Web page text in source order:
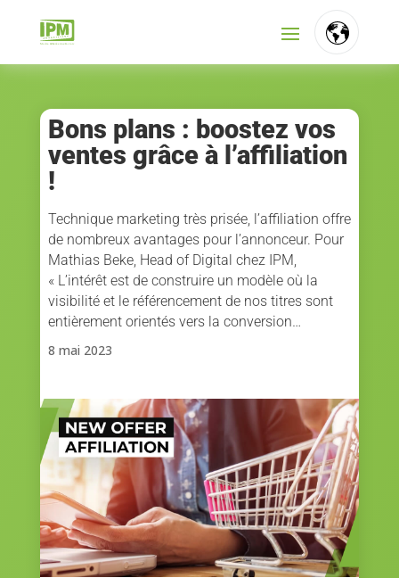
NL
EN
Bons plans : boostez vos
ventes grâce à l’affiliation
!
Technique marketing très prisée, l’affiliation offre
de nombreux avantages pour l’annonceur. Pour
Mathias Beke, Head of Digital chez IPM,
« L’intérêt est de construire un modèle où la
visibilité et le référencement de nos titres sont
entièrement orientés vers la conversion…
8 mai 2023